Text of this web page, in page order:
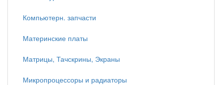
Компьютерн. запчасти
Материнские платы
Матрицы, Тачскрины, Экраны
Микропроцессоры и радиаторы